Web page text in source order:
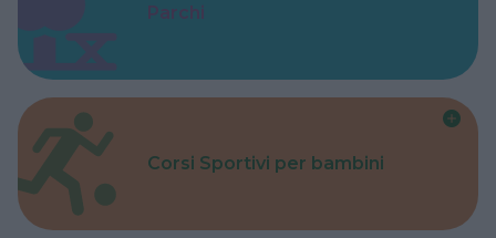
Parchi
Corsi Sportivi per bambini